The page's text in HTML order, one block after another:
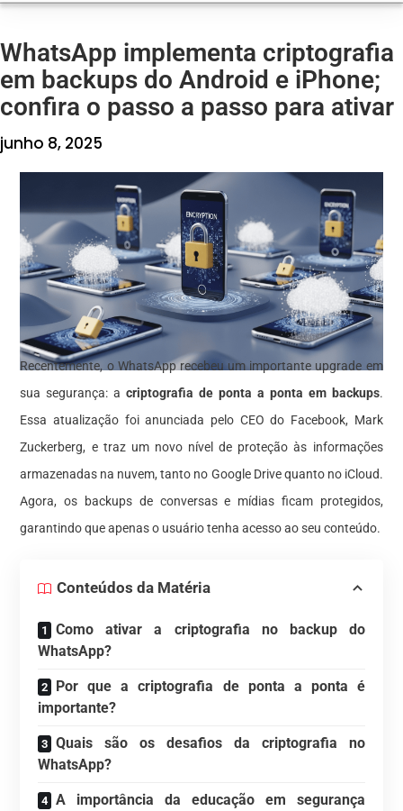
WhatsApp implementa criptografia
em backups do Android e iPhone;
confira o passo a passo para ativar
junho 8, 2025
Recentemente, o WhatsApp recebeu um importante upgrade em
sua segurança: acriptografia de ponta a ponta em backups.
Essa atualização foi anunciada pelo CEO do Facebook, Mark
Zuckerberg, e traz um novo nível de proteção às informações
armazenadas na nuvem, tanto no Google Drive quanto no iCloud.
Agora, os backups de conversas e mídias ficam protegidos,
garantindo que apenas o usuário tenha acesso ao seu conteúdo.
Conteúdos da Matéria
Como ativar a criptografia no backup do
WhatsApp?
Por que a criptografia de ponta a ponta é
importante?
Quais são os desafios da criptografia no
WhatsApp?
A importância da educação em segurança